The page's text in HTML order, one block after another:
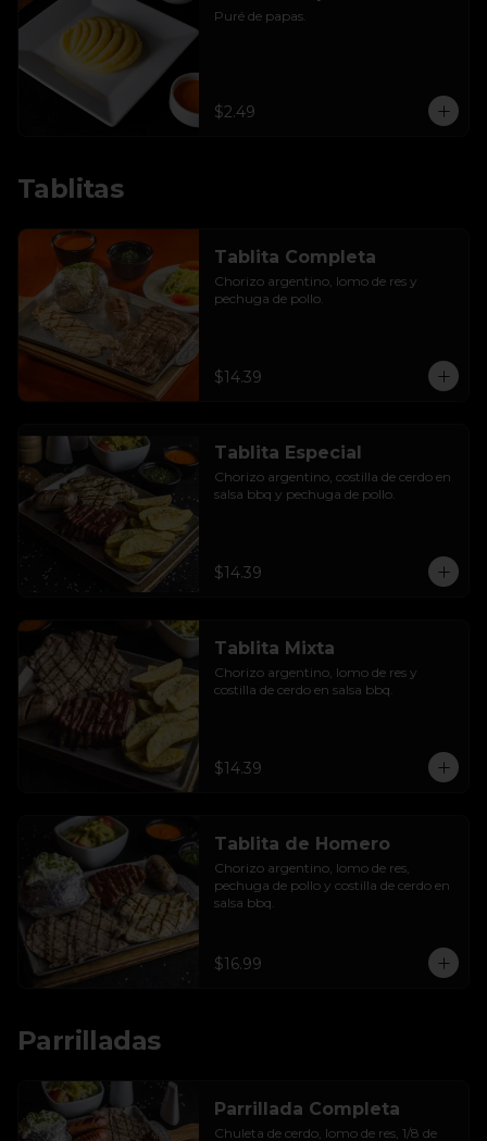
Puré de papas.
$2.49
Tablitas
Tablita Completa
Chorizo argentino, lomo de res y
pechuga de pollo.
$14.39
Tablita Especial
Chorizo argentino, costilla de cerdo en
salsa bbq y pechuga de pollo.
$14.39
Tablita Mixta
Chorizo argentino, lomo de res y
costilla de cerdo en salsa bbq.
$14.39
Tablita de Homero
Chorizo argentino, lomo de res,
pechuga de pollo y costilla de cerdo en
salsa bbq.
$16.99
Parrilladas
Parrillada Completa
Chuleta de cerdo, lomo de res, 1/8 de